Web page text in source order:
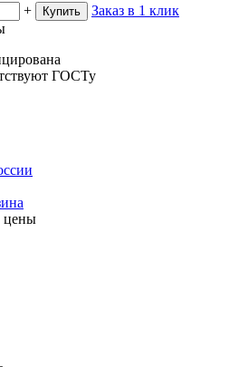
+ Купить
Заказ в 1 клик
ГОСТу
цены